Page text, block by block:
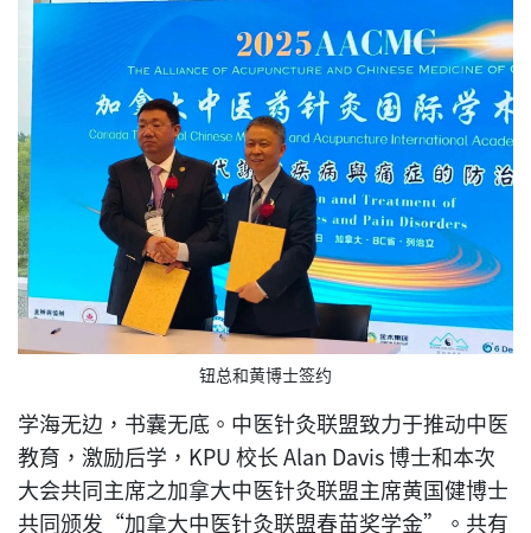
钮总和黄博士签约
学海无边，书囊无底。中医针灸联盟致力于推动中医
教育，激励后学，KPU 校长 Alan Davis 博士和本次
大会共同主席之加拿大中医针灸联盟主席黄国健博士
共同颁发“加拿大中医针灸联盟春苗奖学金”。共有